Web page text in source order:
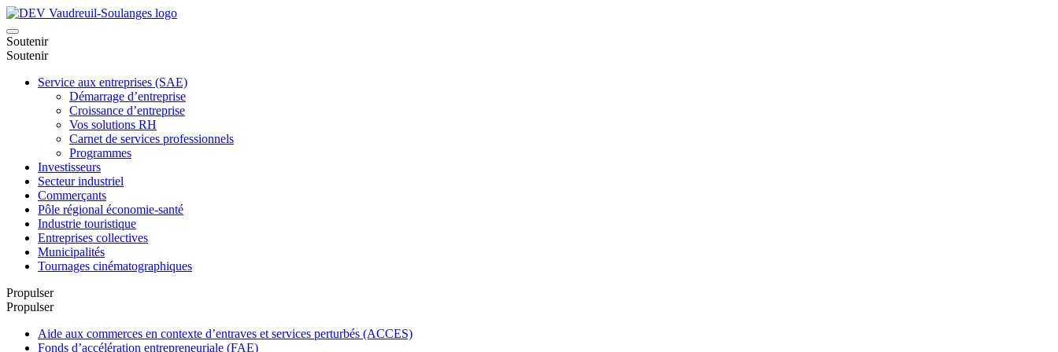
Soutenir
Soutenir
Service aux entreprises (SAE)
Démarrage d’entreprise
Croissance d’entreprise
Vos solutions RH
Carnet de services professionnels
Programmes
Investisseurs
Secteur industriel
Commerçants
Pôle régional économie-santé
Industrie touristique
Entreprises collectives
Municipalités
Tournages cinématographiques
Propulser
Propulser
Aide aux commerces en contexte d’entraves et services perturbés (ACCES)
Fonds d’accélération entrepreneuriale (FAE)